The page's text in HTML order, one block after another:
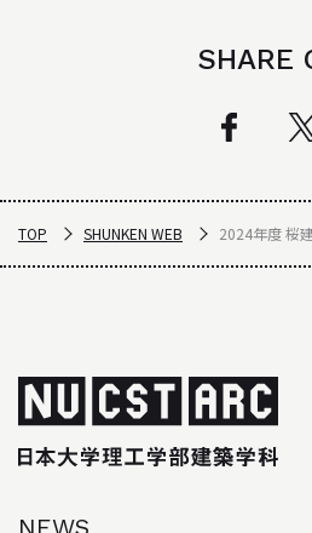
SHARE
TOP SHUNKEN WEB 2024年度 桜
NEWS